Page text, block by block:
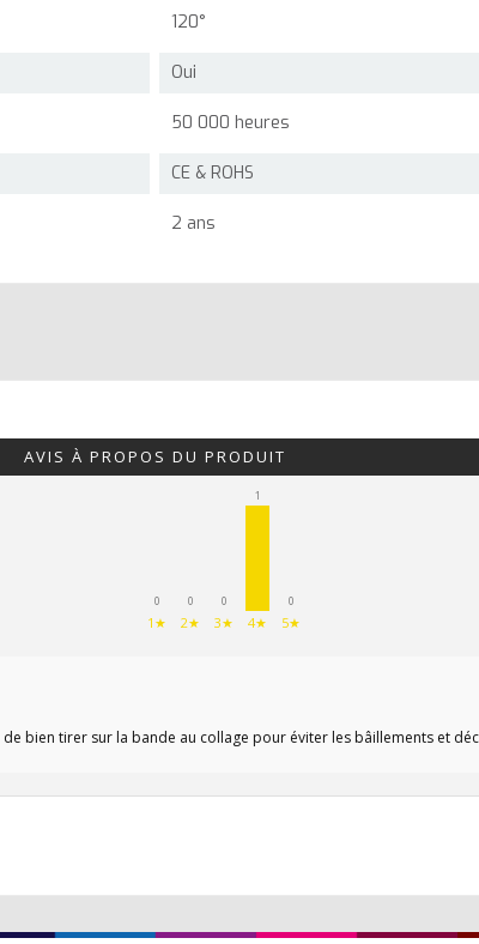
120°
Oui
50 000 heures
CE & ROHS
2 ans
AVIS À PROPOS DU PRODUIT
0
1★
0
2★
0
3★
1
4★
0
5★
bien tirer sur la bande au collage pour éviter les bâillements et